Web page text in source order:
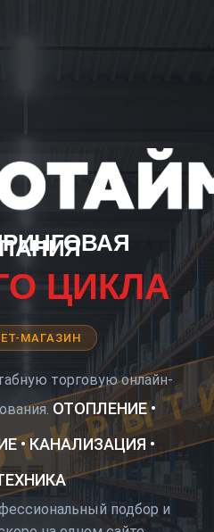
ЦИКЛА
МАГАЗИН
торговую онлайн-
ОТОПЛЕНИЕ •
• КАНАЛИЗАЦИЯ •
подбор и